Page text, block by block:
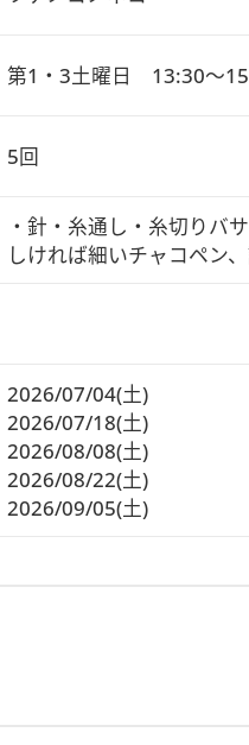
す。視聴方法は事前に
さい。
たら、同梱の＂ご案内
第1・3土曜日　13:30～
5回
・針・糸通し・糸切りバ
しければ細いチャコペン
2026/07/04(土)
2026/07/18(土)
2026/08/08(土)
2026/08/22(土)
2026/09/05(土)